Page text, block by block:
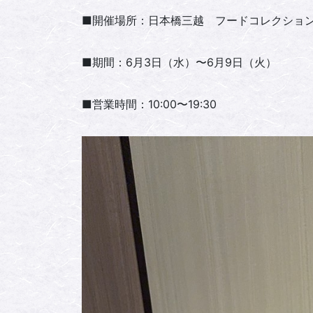
■開催場所：日本橋三越 フードコレクショ
■期間：6月3日（水）〜6月9日（火）
■営業時間：10:00〜19:30